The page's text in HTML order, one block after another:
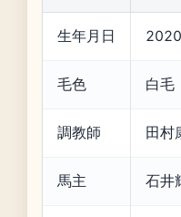
生年月日
毛色 白毛
調教師 田村
馬主 石井